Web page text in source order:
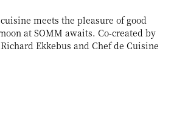
meets the pleasure of good
at SOMM awaits. Co-created by
Ekkebus and Chef de Cuisine